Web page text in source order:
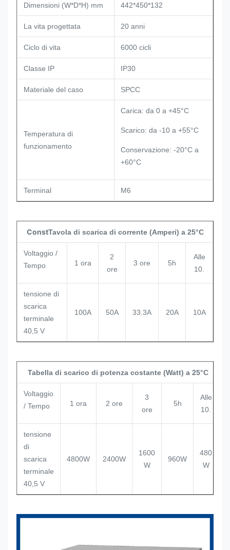
Dimensioni (W*D*H) mm 442*450*132
La vita progettata 20 anni
Ciclo di vita 6000 cicli
Classe IP IP30
Materiale del caso SPCC
Temperatura di
funzionamento
Carica: da 0 a +45°C
Scarico: da -10 a +55°C
Conservazione: -20°C a
+60°C
Terminal M6
ConstTavola di scarica di corrente (Amperi) a 25°C
Voltaggio /
Tempo
1 ora
2
ore
3 ore 5h
Alle
10.
tensione di
scarica
terminale
40,5 V
100A 50A 33.3A 20A 10A
Tabella di scarico di potenza costante (Watt) a 25°C
Voltaggio
/ Tempo
1 ora 2 ore
3
ore
5h
Alle
10.
tensione
di
scarica
terminale
40,5 V
4800W 2400W
1600
W
960W
480
W